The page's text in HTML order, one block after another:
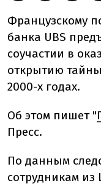
Французскому
банка UBS
соучастии в
открытию
2000-х годах.
Об этом пишет "
Пресс.
По данным
сотрудникам